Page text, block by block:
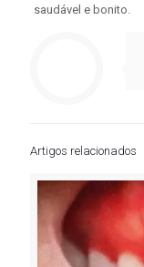
saudável e bonito.
Artigos relacionados